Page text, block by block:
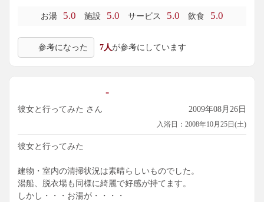
が、こちらも車の通行の音は少し聞こえますが、全然気にな
おそらくは２代目の方とかだと思うのですが、フロントにい
らっしゃった男性従業員はこれぞサービス業従事者の鏡とい
ちなみに脱衣所にはタオルがたくさん積んであり、てぶらで
お湯 5.0 施設 5.0 サービス 5.0 飲食 5.0
参考になった 7人が参考にしています
-
彼女と行ってみた さん 2009年08月26日
入浴日：2008年10月25日(土)
彼女と行ってみた
建物・室内の清掃状況は素晴らしいものでした。
湯船、脱衣場も同様に綺麗で好感が持てます。
しかし・・・お湯が・・・・